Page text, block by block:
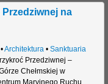
na
•Architektura • Sanktuaria
Przedziwnej –
Chełmskiej w
Maryjnego Ruchu